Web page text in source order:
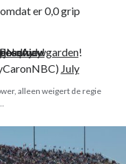
er 0,0 grip
!
!
alleen weigert de regie